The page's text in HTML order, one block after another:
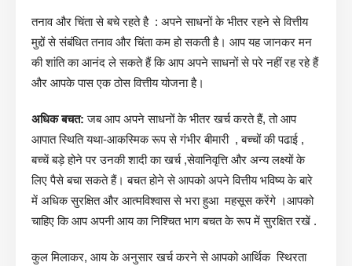
तनाव और चिंता से बचे रहते है : अपने साधनों के भीतर रहने से वित्तीय
मुद्दों से संबंधित तनाव और चिंता कम हो सकती है। आप यह जानकर मन
की शांति का आनंद ले सकते हैं कि आप अपने साधनों से परे नहीं रह रहे हैं
और आपके पास एक ठोस वित्तीय योजना है।
अधिक बचत: जब आप अपने साधनों के भीतर खर्च करते हैं, तो आप
आपात स्थिति यथा-आकस्मिक रूप से गंभीर बीमारी , बच्चों की पढाई ,
बच्चें बड़े होने पर उनकी शादी का खर्च ,सेवानिवृत्ति और अन्य लक्ष्यों के
लिए पैसे बचा सकते हैं। बचत होने से आपको अपने वित्तीय भविष्य के बारे
में अधिक सुरक्षित और आत्मविश्वास से भरा हुआ महसूस करेंगे ।आपको
चाहिए कि आप अपनी आय का निश्चित भाग बचत के रूप में सुरक्षित रखें .
कुल मिलाकर, आय के अनुसार खर्च करने से आपको आर्थिक स्थिरता